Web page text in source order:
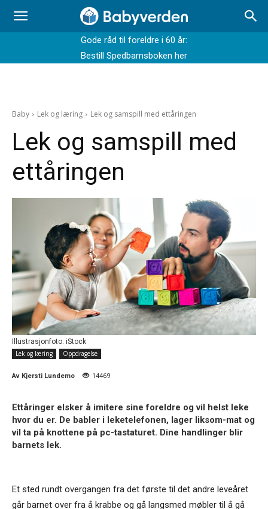
Gode råd til foreldre i 60 år:
Bestill Spedbarnsboken her
Baby Lek og læring Lek og samspill med ettåringen
Lek og samspill med
ettåringen
Illustrasjonfoto: iStock
Lek og læring
Oppdragelse
Av Kjersti Lundemo 14469
Ettåringer elsker å imitere sine foreldre og vil helst leke
hvor du er. De babler i leketelefonen, lager liksom-mat og
vil ta på knottene på pc-tastaturet. Dine handlinger blir
barnets lek.
Et sted rundt overgangen fra det første til det andre leveåret
går barnet over fra å krabbe og gå langsmed møbler til å gå